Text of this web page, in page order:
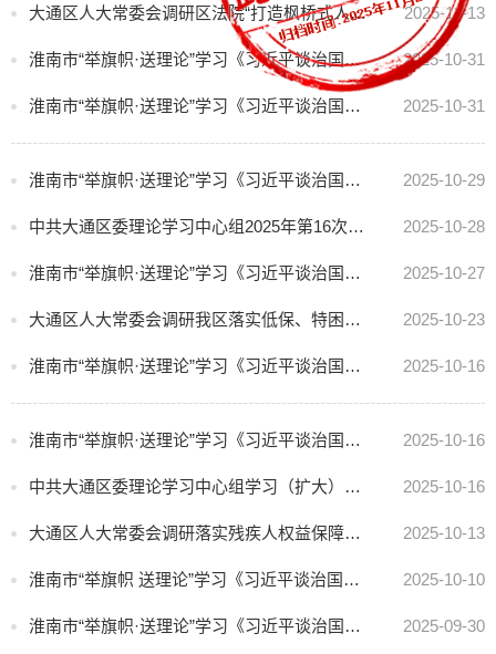
大通区人大常委会调研区法院“打造枫桥式人民法庭，服务基层社会治理”工作开展情况 2025-11-13
淮南市“举旗帜·送理论”学习《习近平谈治国理政》第五卷宣讲报告会走进区人武部 2025-10-31
淮南市“举旗帜·送理论”学习《习近平谈治国理政》第五卷宣讲报告会走进大通工业园区 2025-10-31
淮南市“举旗帜·送理论”学习《习近平谈治国理政》第五卷宣讲报告会走进孔店乡 2025-10-29
中共大通区委理论学习中心组2025年第16次集体学习会议召开 2025-10-28
淮南市“举旗帜·送理论”学习《习近平谈治国理政》第五卷宣讲报告会走进大通区委党校 2025-10-27
大通区人大常委会调研我区落实低保、特困人员补贴保障工作情况 2025-10-23
淮南市“举旗帜·送理论”学习《习近平谈治国理政》第五卷宣讲报告会走进孔店乡刘庄村 2025-10-16
淮南市“举旗帜·送理论”学习《习近平谈治国理政》第五卷宣讲报告会走进九龙岗镇 2025-10-16
中共大通区委理论学习中心组学习（扩大）会议暨“举旗帜 送理论”学习《习近平谈治国理政》第五卷省级层面专题宣讲召开 2025-10-16
大通区人大常委会调研落实残疾人权益保障工作 2025-10-13
淮南市“举旗帜 送理论”学习《习近平谈治国理政》第五卷宣讲报告会走进区检察院、洛河镇、上窑镇方楼村 2025-10-10
淮南市“举旗帜·送理论”学习《习近平谈治国理政》第五卷宣讲报告会走进大通街道 2025-09-30